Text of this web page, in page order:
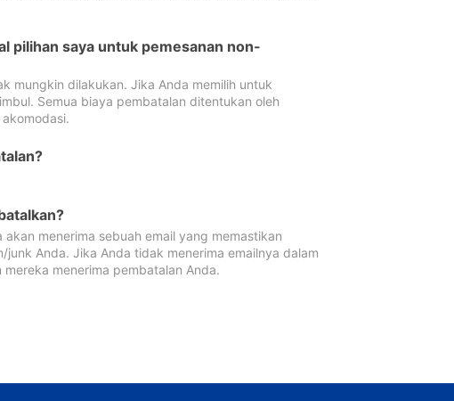
pilihan saya untuk pemesanan non-
mungkin dilakukan. Jika Anda memilih untuk
Semua biaya pembatalan ditentukan oleh
menerima sebuah email yang memastikan
Anda. Jika Anda tidak menerima emailnya dalam
menerima pembatalan Anda.